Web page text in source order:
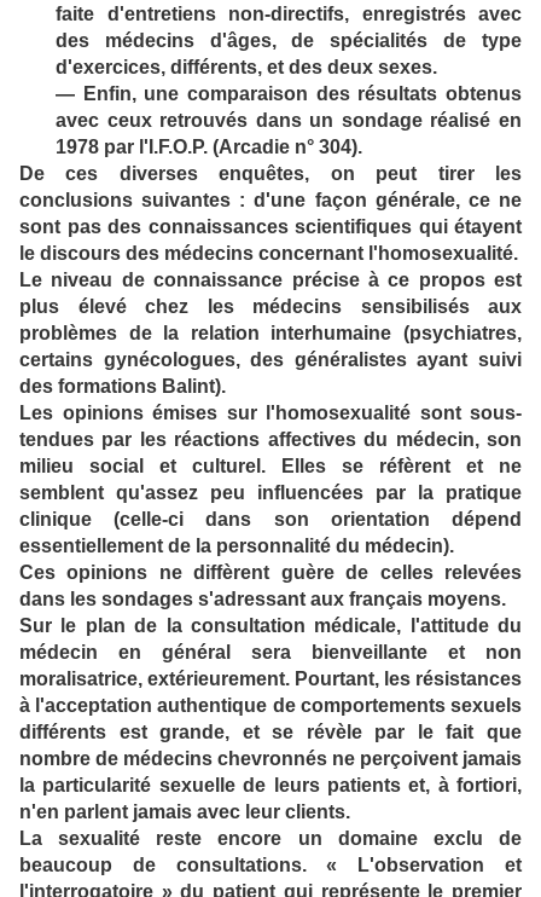
faite d'entretiens non-directifs, enregistrés avec
des médecins d'âges, de spécialités de type
d'exercices, différents, et des deux sexes.
— Enfin, une comparaison des résultats obtenus
avec ceux retrouvés dans un sondage réalisé en
1978 par l'I.F.O.P. (Arcadie n° 304).
De ces diverses enquêtes, on peut tirer les
conclusions suivantes : d'une façon générale, ce ne
sont pas des connaissances scientifiques qui étayent
le discours des médecins concernant l'homosexualité.
Le niveau de connaissance précise à ce propos est
plus élevé chez les médecins sensibilisés aux
problèmes de la relation interhumaine (psychiatres,
certains gynécologues, des généralistes ayant suivi
des formations Balint).
Les opinions émises sur l'homosexualité sont sous-
tendues par les réactions affectives du médecin, son
milieu social et culturel. Elles se réfèrent et ne
semblent qu'assez peu influencées par la pratique
clinique (celle-ci dans son orientation dépend
essentiellement de la personnalité du médecin).
Ces opinions ne diffèrent guère de celles relevées
dans les sondages s'adressant aux français moyens.
Sur le plan de la consultation médicale, l'attitude du
médecin en général sera bienveillante et non
moralisatrice, extérieurement. Pourtant, les résistances
à l'acceptation authentique de comportements sexuels
différents est grande, et se révèle par le fait que
nombre de médecins chevronnés ne perçoivent jamais
la particularité sexuelle de leurs patients et, à fortiori,
n'en parlent jamais avec leur clients.
La sexualité reste encore un domaine exclu de
beaucoup de consultations. « L'observation et
l'interrogatoire » du patient qui représente le premier